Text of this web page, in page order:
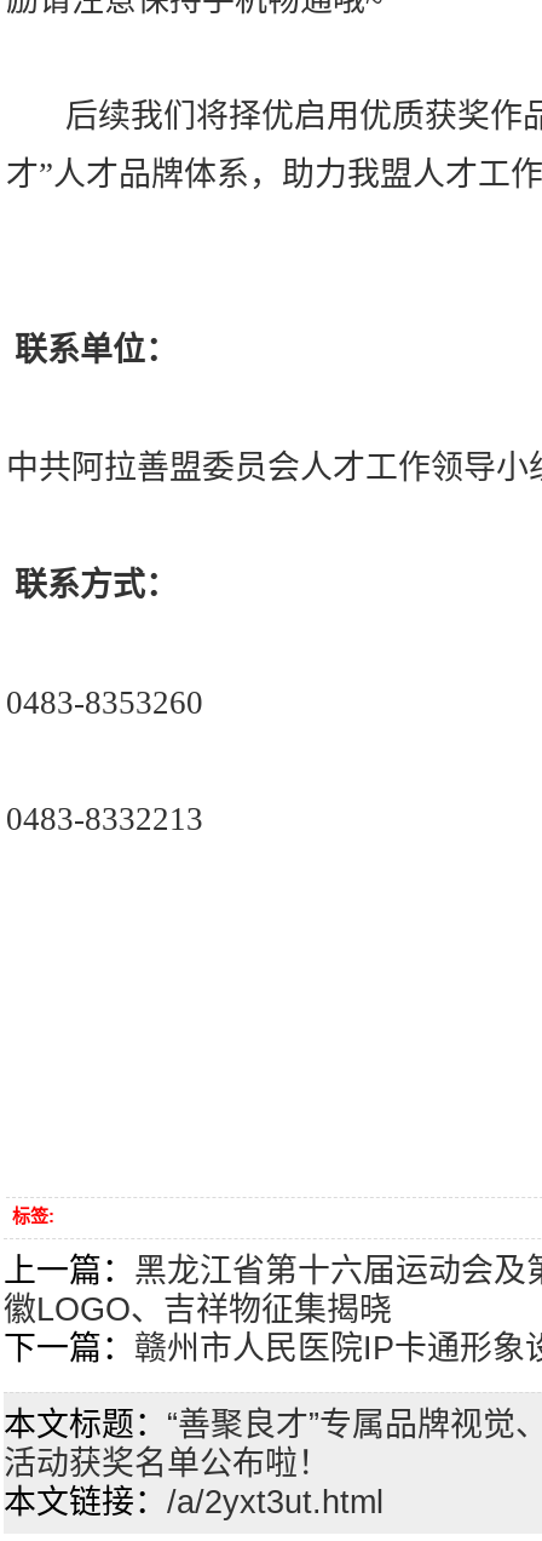
后续我们将择优启用优质获奖作
才”人才品牌体系，助力我盟人才工
联系单位：
中共阿拉善盟委员会人才工作领导小
联系方式：
0483-8353260
0483-8332213
标签:
上一篇： 黑龙江省第十六届运动会及
徽LOGO、吉祥物征集揭晓
下一篇： 赣州市人民医院IP卡通形象
本文标题： “善聚良才”专属品牌视觉
活动获奖名单公布啦！
本文链接： /a/2yxt3ut.html